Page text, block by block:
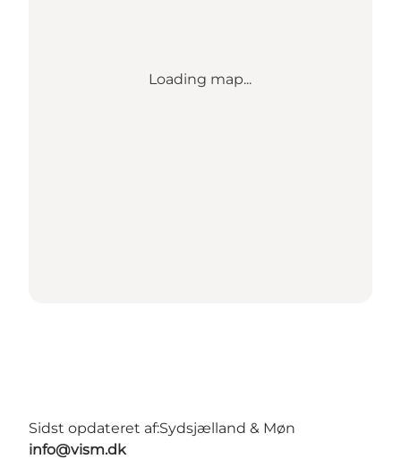
Loading map...
Sidst opdateret af:Sydsjælland & Møn
info@vism.dk